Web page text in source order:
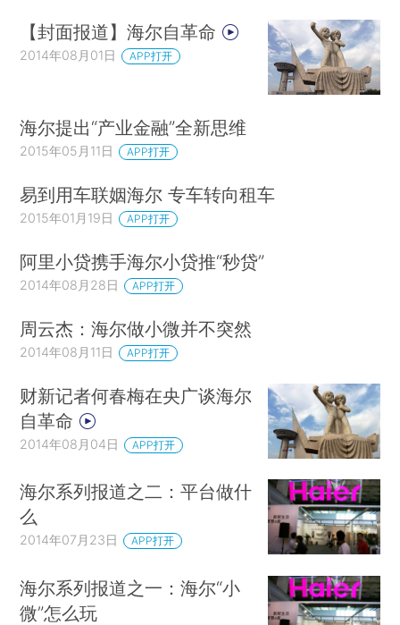
【封面报道】海尔自革命
2014年08月01日 APP打开
海尔提出“产业金融”全新思维
2015年05月11日 APP打开
易到用车联姻海尔 专车转向租车
2015年01月19日 APP打开
阿里小贷携手海尔小贷推“秒贷”
2014年08月28日 APP打开
周云杰：海尔做小微并不突然
2014年08月11日 APP打开
财新记者何春梅在央广谈海尔
自革命
2014年08月04日 APP打开
海尔系列报道之二：平台做什
么
2014年07月23日 APP打开
海尔系列报道之一：海尔“小
微”怎么玩